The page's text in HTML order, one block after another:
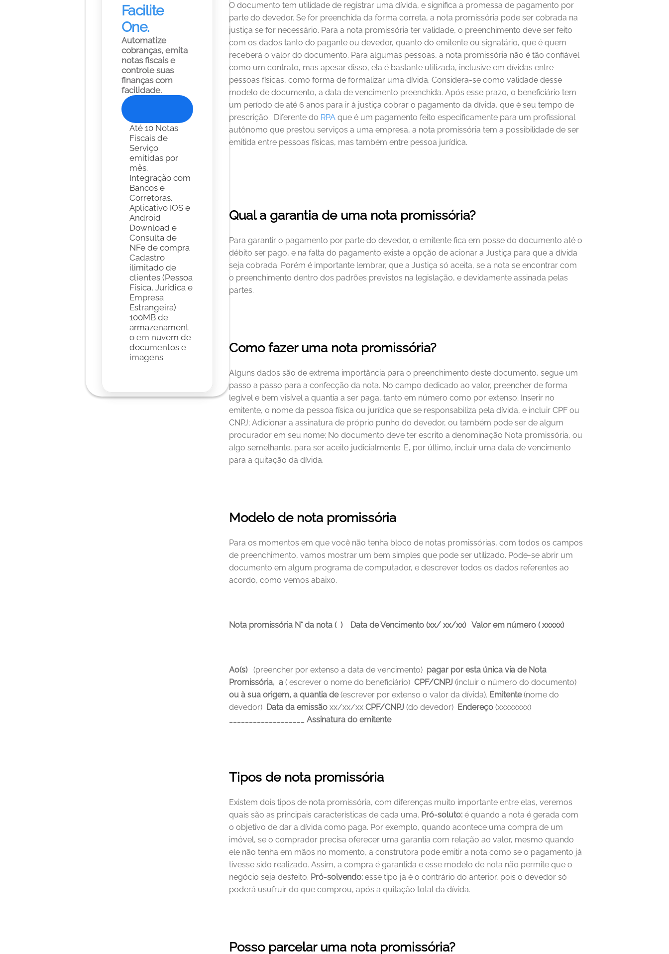
Facilite
One.
Automatize
cobranças, emita
notas fiscais e
controle suas
finanças com
facilidade.
Experimente Gratis
Até 10 Notas
Fiscais de
Serviço
emitidas por
mês.
Integração com
Bancos e
Corretoras.
Aplicativo IOS e
Android
Download e
Consulta de
NFe de compra
Cadastro
ilimitado de
clientes (Pessoa
Física, Jurídica e
Empresa
Estrangeira)
100MB de
armazenament
o em nuvem de
documentos e
imagens
O documento tem utilidade de registrar uma dívida, e significa a promessa de pagamento por
parte do devedor. Se for preenchida da forma correta, a nota promissória pode ser cobrada na
justiça se for necessário. Para a nota promissória ter validade, o preenchimento deve ser feito
com os dados tanto do pagante ou devedor, quanto do emitente ou signatário, que é quem
receberá o valor do documento. Para algumas pessoas, a nota promissória não é tão confiável
como um contrato, mas apesar disso, ela é bastante utilizada, inclusive em dívidas entre
pessoas físicas, como forma de formalizar uma dívida. Considera-se como validade desse
modelo de documento, a data de vencimento preenchida. Após esse prazo, o beneficiário tem
um período de até 6 anos para ir à justiça cobrar o pagamento da dívida, que é seu tempo de
prescrição. Diferente do RPA que é um pagamento feito especificamente para um profissional
autônomo que prestou serviços a uma empresa, a nota promissória tem a possibilidade de ser
emitida entre pessoas físicas, mas também entre pessoa jurídica.
Qual a garantia de uma nota promissória?
Para garantir o pagamento por parte do devedor, o emitente fica em posse do documento até o
débito ser pago, e na falta do pagamento existe a opção de acionar a Justiça para que a dívida
seja cobrada. Porém é importante lembrar, que a Justiça só aceita, se a nota se encontrar com
o preenchimento dentro dos padrões previstos na legislação, e devidamente assinada pelas
partes.
Como fazer uma nota promissória?
Alguns dados são de extrema importância para o preenchimento deste documento, segue um
passo a passo para a confecção da nota. No campo dedicado ao valor, preencher de forma
legível e bem visível a quantia a ser paga, tanto em número como por extenso; Inserir no
emitente, o nome da pessoa física ou jurídica que se responsabiliza pela dívida, e incluir CPF ou
CNPJ; Adicionar a assinatura de próprio punho do devedor, ou também pode ser de algum
procurador em seu nome; No documento deve ter escrito a denominação Nota promissória, ou
algo semelhante, para ser aceito judicialmente. E, por último, incluir uma data de vencimento
para a quitação da dívida.
Modelo de nota promissória
Para os momentos em que você não tenha bloco de notas promissórias, com todos os campos
de preenchimento, vamos mostrar um bem simples que pode ser utilizado. Pode-se abrir um
documento em algum programa de computador, e descrever todos os dados referentes ao
acordo, como vemos abaixo.
Nota promissória N° da nota (  )    Data de Vencimento (xx/ xx/xx)   Valor em número ( xxxxx)
Ao(s) (preencher por extenso a data de vencimento) pagar por esta única via de Nota
Promissória,  a ( escrever o nome do beneficiário) CPF/CNPJ
ou à sua origem, a quantia de (escrever por extenso o valor da dívida). Emitente (nome do
devedor) Data da emissão xx/xx/xx CPF/CNPJ (do devedor) Endereço (xxxxxxxx)
Assinatura do emitente
Tipos de nota promissória
Existem dois tipos de nota promissória, com diferenças muito importante entre elas, veremos
quais são as principais características de cada uma. Pró-soluto: é quando a nota é gerada com
o objetivo de dar a dívida como paga. Por exemplo, quando acontece uma compra de um
imóvel, se o comprador precisa oferecer uma garantia com relação ao valor, mesmo quando
ele não tenha em mãos no momento, a construtora pode emitir a nota como se o pagamento já
tivesse sido realizado. Assim, a compra é garantida e esse modelo de nota não permite que o
negócio seja desfeito. Pró-solvendo: esse tipo já é o contrário do anterior, pois o devedor só
poderá usufruir do que comprou, após a quitação total da dívida.
Posso parcelar uma nota promissória?